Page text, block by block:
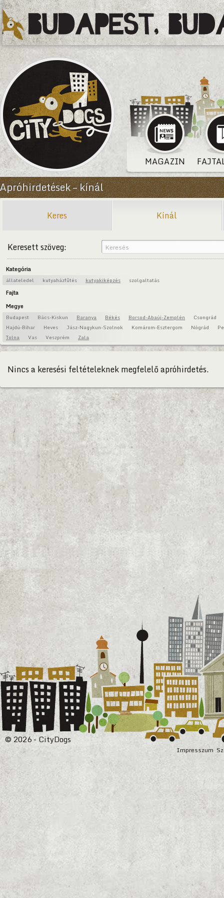
MAGAZIN
Apróhirdetések – kínál
Keres Kínál
Keresett szöveg:
Kategória
állateledel kutyaházfűtés kutyakiképzés szolgaltatás
Fajta
Megye
Budapest Bács-Kiskun Baranya Békés Borsod-Abaúj-Zemplén
Csongrád
Hajdú-Bihar
Heves Jász-Nagykun-Szolnok Komárom-Esztergom Nógrád
Tolna
Vas Veszprém Zala
Nincs a keresési feltételeknek megfelelő apróhirdetés.
Impresszum
© 2026 - CityDogs